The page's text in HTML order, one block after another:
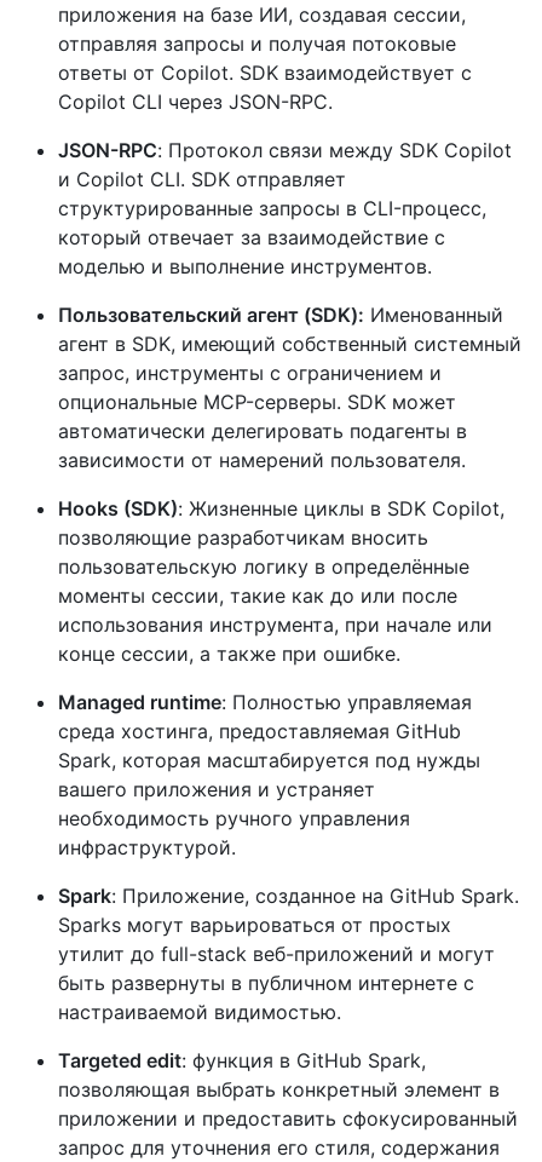
приложения на базе ИИ, создавая сессии,
отправляя запросы и получая потоковые
ответы от Copilot. SDK взаимодействует с
Copilot CLI через JSON-RPC.
JSON-RPC: Протокол связи между SDK Copilot
и Copilot CLI. SDK отправляет
структурированные запросы в CLI-процесс,
который отвечает за взаимодействие с
моделью и выполнение инструментов.
Пользовательский агент (SDK): Именованный
агент в SDK, имеющий собственный системный
запрос, инструменты с ограничением и
опциональные MCP-серверы. SDK может
автоматически делегировать подагенты в
зависимости от намерений пользователя.
Hooks (SDK): Жизненные циклы в SDK Copilot,
позволяющие разработчикам вносить
пользовательскую логику в определённые
моменты сессии, такие как до или после
использования инструмента, при начале или
конце сессии, а также при ошибке.
Managed runtime: Полностью управляемая
среда хостинга, предоставляемая GitHub
Spark, которая масштабируется под нужды
вашего приложения и устраняет
необходимость ручного управления
инфраструктурой.
Spark: Приложение, созданное на GitHub Spark.
Sparks могут варьироваться от простых
утилит до full-stack веб-приложений и могут
быть развернуты в публичном интернете с
настраиваемой видимостью.
Targeted edit: функция в GitHub Spark,
позволяющая выбрать конкретный элемент в
приложении и предоставить сфокусированный
запрос для уточнения его стиля, содержания